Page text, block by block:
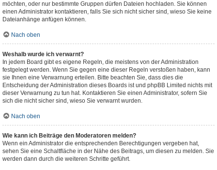
möchten, oder nur bestimmte Gruppen dürfen Dateien hochladen. Sie können
einen Administrator kontaktieren, falls Sie sich nicht sicher sind, wieso Sie keine
Dateianhänge anfügen können.
Nach oben
Weshalb wurde ich verwarnt?
In jedem Board gibt es eigene Regeln, die meistens von der Administration
festgelegt werden. Wenn Sie gegen eine dieser Regeln verstoßen haben, kann
sie Ihnen eine Verwarnung erteilen. Bitte beachten Sie, dass dies die
Entscheidung der Administration dieses Boards ist und phpBB Limited nichts mit
dieser Verwarnung zu tun hat. Kontaktieren Sie einen Administrator, sofern Sie
sich die nicht sicher sind, wieso Sie verwarnt wurden.
Nach oben
Wie kann ich Beiträge den Moderatoren melden?
Wenn ein Administrator die entsprechenden Berechtigungen vergeben hat,
sehen Sie eine Schaltfläche in der Nähe des Beitrags, um diesen zu melden. Sie
werden dann durch die weiteren Schritte geführt.